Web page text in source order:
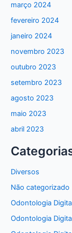
março 2024
fevereiro 2024
janeiro 2024
novembro 2023
outubro 2023
setembro 2023
agosto 2023
maio 2023
abril 2023
Diversos
Não categorizado
Odontologia
Odontologia